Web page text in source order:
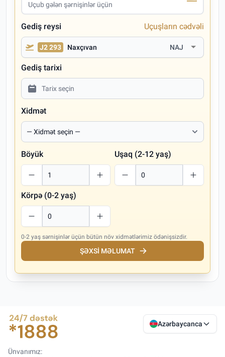
Uçub gələn şərnişinlər üçün
Gediş reysi Uçuşların cədvəli
J2 293 Naxçıvan NAJ
Gediş tarixi
Xidmət
Böyük Uşaq (2-12 yaş)
Körpə (0-2 yaş)
0-2 yaş sərnişinlər üçün bütün növ xidmətlərimiz ödənişsizdir.
ŞƏXSI MƏLUMAT
Azərbaycanca
Ünvanımız: